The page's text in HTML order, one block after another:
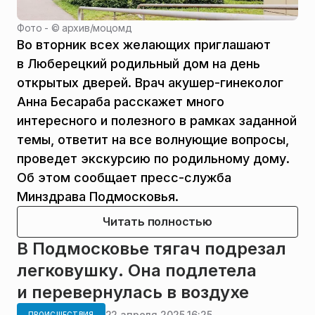
Фото - ©архив/моцомд
Во вторник всех желающих приглашают
в Люберецкий родильный дом на день
открытых дверей. Врач акушер-гинеколог
Анна Бесараба расскажет много
интересного и полезного в рамках заданной
темы, ответит на все волнующие вопросы,
проведет экскурсию по родильному дому.
Об этом сообщает пресс-служба
Минздрава Подмосковья.
Читать полностью
В Подмосковье тягач подрезал
легковушку. Она подлетела
и перевернулась в воздухе